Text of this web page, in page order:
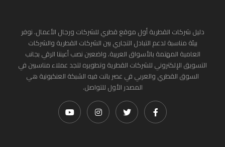
دليل شركات القطرية أول موقع قطري للشركات ورجال الأعمال. نوفر
بيئة مناسبة لدعم التبادل التجاري بين الشركات القطرية والشركات
العامية المهتمة بالأسواق العربية. واضعين نصب أعيننا الرقي بجانب
التسويق الإلكتروني للشركات القطرية وتطويره لتجد عملاء مناسبين في
السوق القطري والعربي في عصر باتت فيه الشبكة العنكبونية هي
المصدر الأول للتواصل.